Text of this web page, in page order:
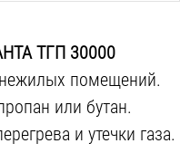
ТГП 30000
помещений.
или бутан.
и утечки газа.